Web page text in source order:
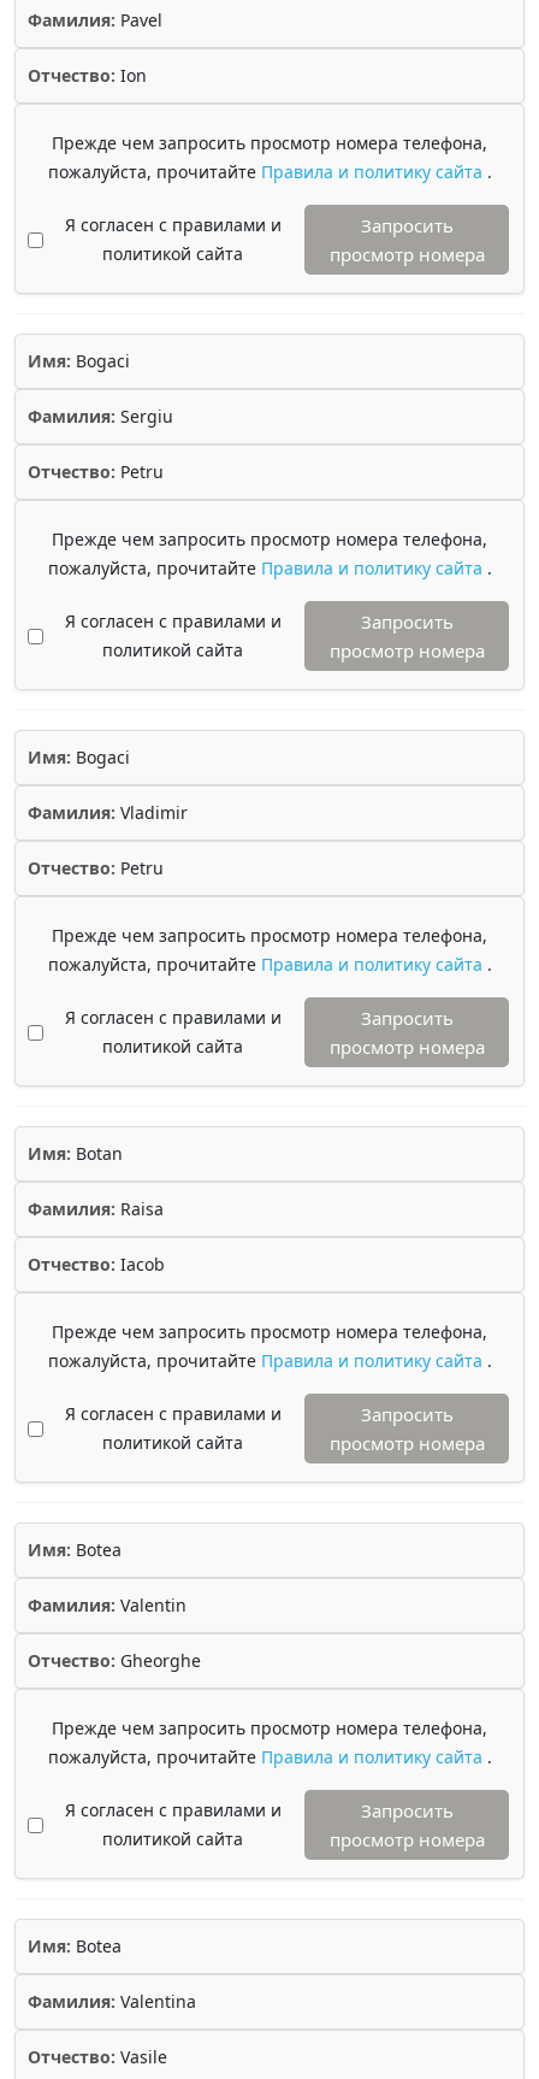
Фамилия: Pavel
Отчество: Ion
Прежде чем запросить просмотр номера телефона,
пожалуйста, прочитайте Правила и политику сайта .
Я согласен с правилами и
политикой сайта
Запросить
просмотр номера
Имя: Bogaci
Фамилия: Sergiu
Отчество: Petru
Прежде чем запросить просмотр номера телефона,
пожалуйста, прочитайте Правила и политику сайта .
Я согласен с правилами и
политикой сайта
Запросить
просмотр номера
Имя: Bogaci
Фамилия: Vladimir
Отчество: Petru
Прежде чем запросить просмотр номера телефона,
пожалуйста, прочитайте Правила и политику сайта .
Я согласен с правилами и
политикой сайта
Запросить
просмотр номера
Имя: Botan
Фамилия: Raisa
Отчество: Iacob
Прежде чем запросить просмотр номера телефона,
пожалуйста, прочитайте Правила и политику сайта .
Я согласен с правилами и
политикой сайта
Запросить
просмотр номера
Имя: Botea
Фамилия: Valentin
Отчество: Gheorghe
Прежде чем запросить просмотр номера телефона,
пожалуйста, прочитайте Правила и политику сайта .
Я согласен с правилами и
политикой сайта
Запросить
просмотр номера
Имя: Botea
Фамилия: Valentina
Отчество: Vasile